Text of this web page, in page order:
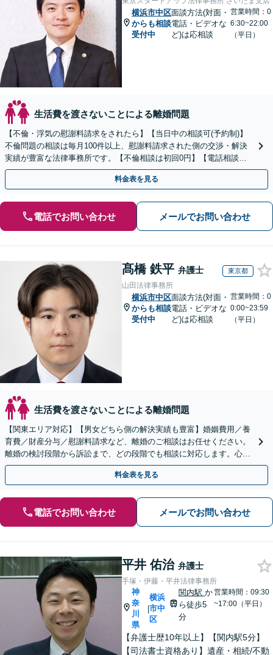
横浜市中区
からも相談
受付中
面談方法(対面・
電話・ビデオな
ど)は応相談
営業時間：0
6:30~22:00
（平日）
生活費を渡さないことによる離婚問題
【不倫・浮気の慰謝料請求をされたら】【当日中の相談可(予約制)】
不倫問題の相談は毎月100件以上、慰謝料請求された側の交渉・解決
実績が豊富な法律事務所です。【不倫相談は初回0円】【電話相談で
ご契約まで対応可/来所不要】
料金表を見る
電話でお問い合わせ メールでお問い合わせ
髙橋 鉄平 弁護士 東京都
山田法律事務所
横浜市中区
からも相談
受付中
面談方法(対面・
電話・ビデオな
ど)は応相談
営業時間：0
0:00~23:59
（平日）
生活費を渡さないことによる離婚問題
【関東エリア対応】【男女どちら側の解決実績も豊富】婚姻費用／養
育費／財産分与／慰謝料請求など、離婚のご相談はお任せください。
離婚の検討段階から訴訟まで、どの段階でも相談に対応します。心情
的な面にも配慮し、納得感の高い解決を目指します。
料金表を見る
電話でお問い合わせ メールでお問い合わせ
平井 佑治 弁護士
手塚・伊藤・平井法律事務所
神
奈
川
県
|
横浜
市中
区
関内駅 か
ら徒歩5
分
営業時間：09:30
~17:00（平日）
【弁護士歴10年以上】【関内駅5分】
【司法書士資格あり】遺産・相続/不動